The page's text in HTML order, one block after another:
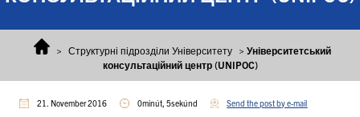
> Структурні підрозділи Університету > Університетський
консультаційний центр (UNIPOC)
21. November 2016 0minút, 5sekúnd Send the post by e-mail